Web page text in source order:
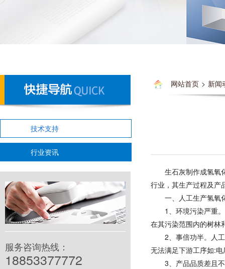
技术支持
行业资讯
服务咨询热线：
18853377772
网站首页 > 新闻
生石灰制作成氢氧
行业，其生产过程及
一、人工生产氢
1、环境污染严重
在其污染范围内的树
2、事倍功半。人
无法满足下游工序如:
3、产品品质差且